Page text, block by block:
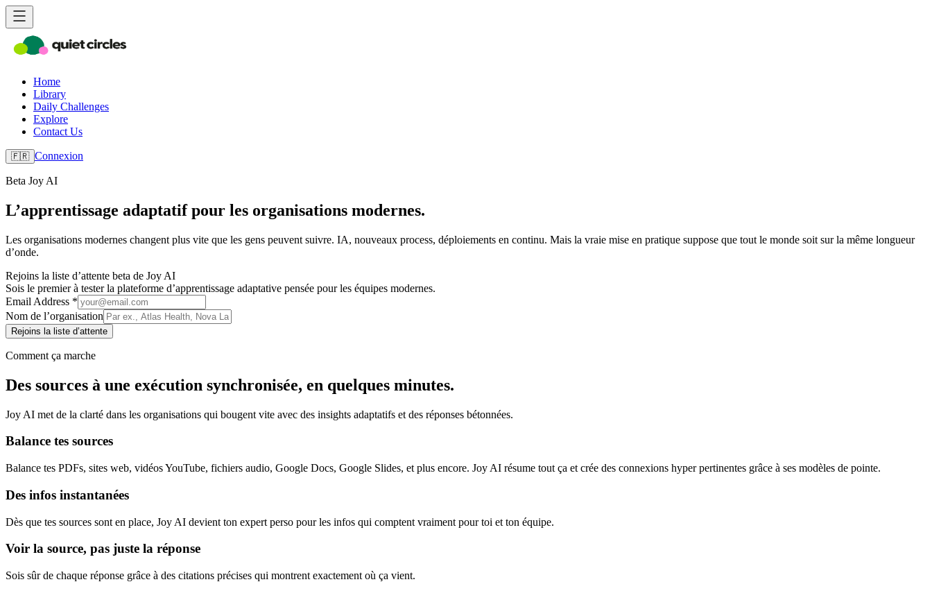
Home
Library
Daily Challenges
Explore
Contact Us
🇫🇷 Connexion
Beta Joy AI
L’apprentissage adaptatif pour les organisations modernes.
Les organisations modernes changent plus vite que les gens peuvent suivre. IA, nouveaux process, déploiements en continu. Mais la vraie mise en pratique suppose que tout le monde soit sur la même longueur
d’onde.
Rejoins la liste d’attente beta de Joy AI
Sois le premier à tester la plateforme d’apprentissage adaptative pensée pour les équipes modernes.
Email Address *
Nom de l’organisation
Rejoins la liste d’attente
Comment ça marche
Des sources à une exécution synchronisée, en quelques minutes.
Joy AI met de la clarté dans les organisations qui bougent vite avec des insights adaptatifs et des réponses bétonnées.
Balance tes sources
Balance tes PDFs, sites web, vidéos YouTube, fichiers audio, Google Docs, Google Slides, et plus encore. Joy AI résume tout ça et crée des connexions hyper pertinentes grâce à ses modèles de pointe.
Des infos instantanées
Dès que tes sources sont en place, Joy AI devient ton expert perso pour les infos qui comptent vraiment pour toi et ton équipe.
Voir la source, pas juste la réponse
Sois sûr de chaque réponse grâce à des citations précises qui montrent exactement où ça vient.